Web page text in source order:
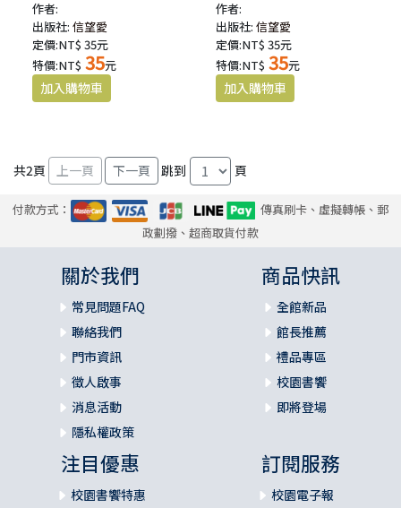
作者:
出版社:信望愛
定價:NT$ 35元
特價:NT$ 35元
作者:
出版社:信望愛
定價:NT$ 35元
特價:NT$ 35元
共2頁 跳到 頁
付款方式：
傳真刷卡、虛擬轉帳、郵
政劃撥、超商取貨付款
關於我們
常見問題FAQ
聯絡我們
門市資訊
徵人啟事
消息活動
隱私權政策
商品快訊
全館新品
館長推薦
禮品專區
校園書饗
即將登場
注目優惠
校園書饗特惠
訂閱服務
校園電子報